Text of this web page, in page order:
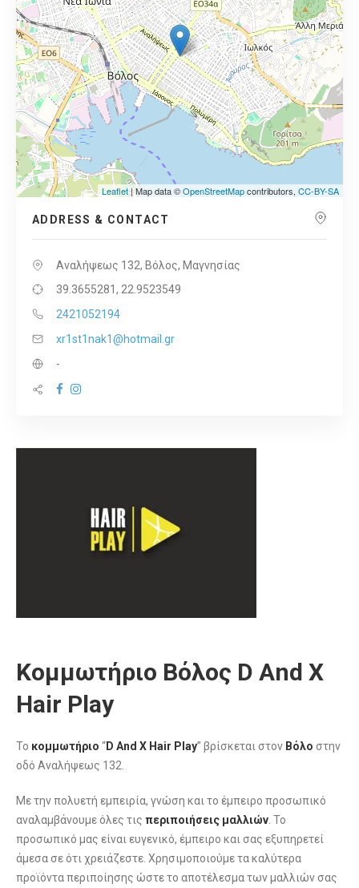
Leaflet| Map data ©OpenStreetMapcontributors, CC-BY-SA
ADDRESS & CONTACT
Αναλήψεως 132, Βόλος, Μαγνησίας
39.3655281, 22.9523549
2421052194
xr1st1nak1@hotmail.gr
-
Κομμωτήριο Βόλος D And X
Hair Play
Το κομμωτήριο “D And X Hair Play” βρίσκεται στον Βόλο στην
οδό Αναλήψεως 132.
Με την πολυετή εμπειρία, γνώση και το έμπειρο προσωπικό
αναλαμβάνουμε όλες τις περιποιήσεις μαλλιών. Το
προσωπικό μας είναι ευγενικό, έμπειρο και σας εξυπηρετεί
άμεσα σε ότι χρειάζεστε. Χρησιμοποιούμε τα καλύτερα
προϊόντα περιποίησης ώστε το αποτέλεσμα των μαλλιών σας